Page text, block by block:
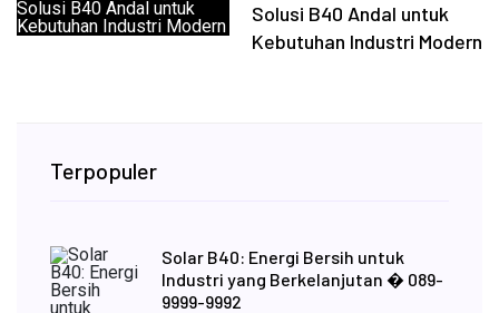
Solusi B40 Andal untuk
Kebutuhan Industri Modern
Terpopuler
Solar B40: Energi Bersih untuk
Industri yang Berkelanjutan � 089-
9999-9992